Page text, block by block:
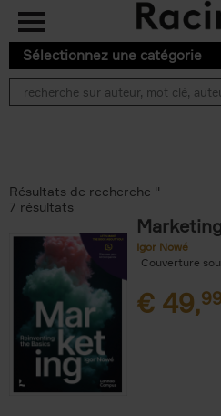
Aller au contenu principal
Sélectionnez une catégorie
Résultats de recherche ''
7 résultats
Igor Nowé
Couverture
€ 49,